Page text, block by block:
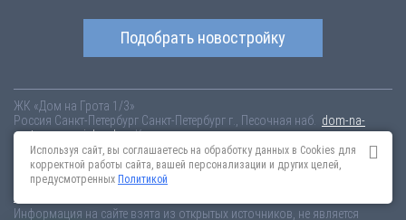
Подобрать новостройку
ЖК «Дом на Грота 1/3»
Россия Санкт-Петербург Санкт-Петербург г., Песочная наб.
dom-na-
grota.novopoisk.spb.ruКупить квартиру в новом жилом комплексе
«Дом на Грота 1/3» от «York Development Group» . Квартиры различных
планировок от 14.06 млн рублей!
Информация на сайте взята из открытых источников, не является
Используя сайт, вы соглашаетесь на обработку данных в Cookies для
корректной работы сайта, вашей персонализации и других целей,
предусмотренных Политикой